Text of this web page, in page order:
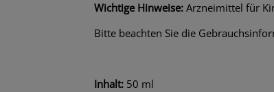
Wichtige Hinweise: Arzneimittel für
Bitte beachten Sie die
Inhalt: 50 ml